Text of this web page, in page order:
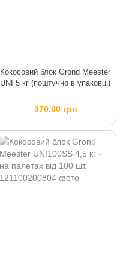
Кокосовий блок Grond Meester
UNI 5 кг (поштучно в упаковці)
370.00 грн